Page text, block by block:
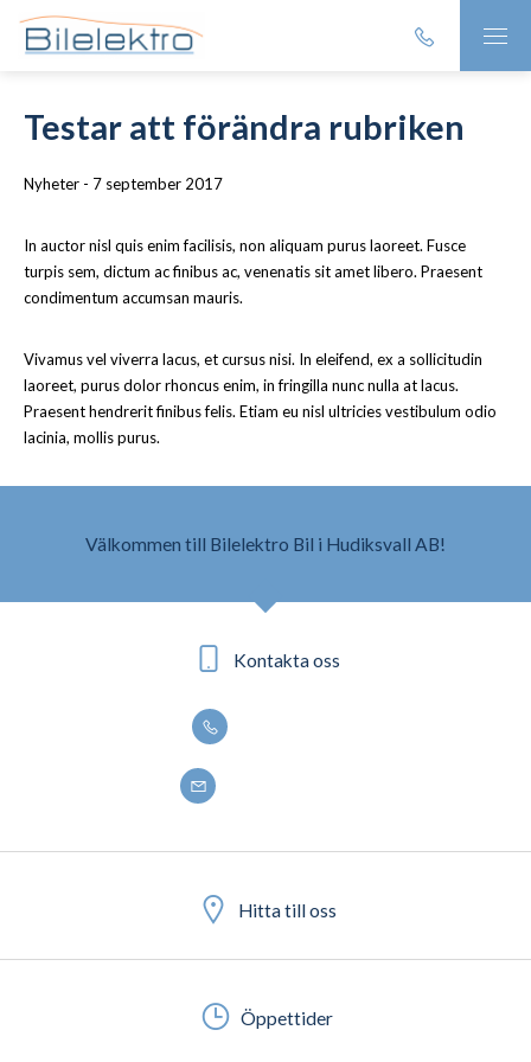
Testar att förändra rubriken
Nyheter - 7 september 2017
In auctor nisl quis enim facilisis, non aliquam purus laoreet. Fusce
turpis sem, dictum ac finibus ac, venenatis sit amet libero. Praesent
condimentum accumsan mauris.
Vivamus vel viverra lacus, et cursus nisi. In eleifend, ex a sollicitudin
laoreet, purus dolor rhoncus enim, in fringilla nunc nulla at lacus.
Praesent hendrerit finibus felis. Etiam eu nisl ultricies vestibulum odio
lacinia, mollis purus.
Välkommen till Bilelektro Bil i Hudiksvall AB!
Kontakta oss
Hitta till oss
Öppettider